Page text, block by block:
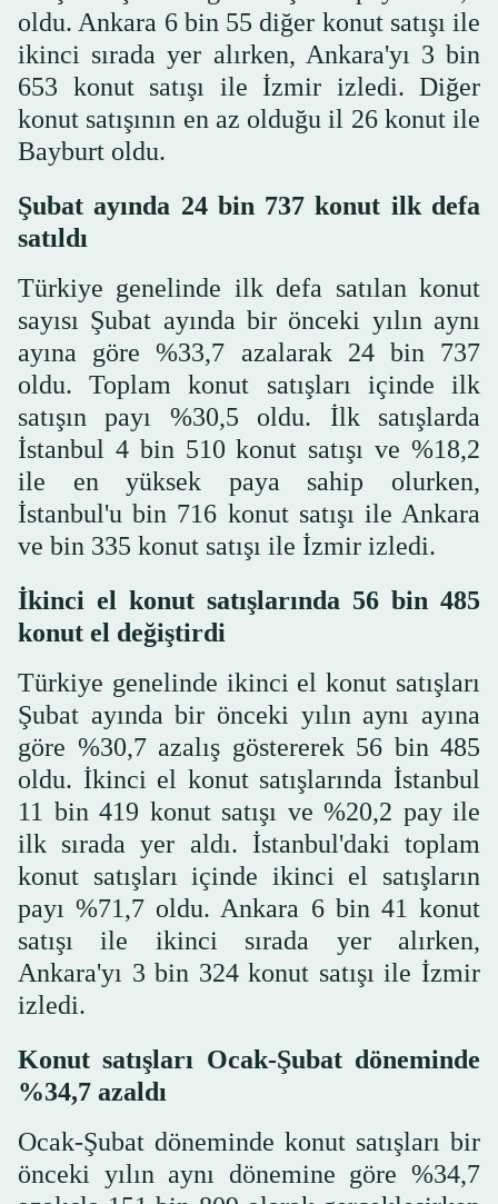
oldu. Ankara 6 bin 55 diğer konut satışı ile
ikinci sırada yer alırken, Ankara'yı 3 bin
653 konut satışı ile İzmir izledi. Diğer
konut satışının en az olduğu il 26 konut ile
Bayburt oldu.
Şubat ayında 24 bin 737 konut ilk defa
satıldı
Türkiye genelinde ilk defa satılan konut
sayısı Şubat ayında bir önceki yılın aynı
ayına göre %33,7 azalarak 24 bin 737
oldu. Toplam konut satışları içinde ilk
satışın payı %30,5 oldu. İlk satışlarda
İstanbul 4 bin 510 konut satışı ve %18,2
ile en yüksek paya sahip olurken,
İstanbul'u bin 716 konut satışı ile Ankara
ve bin 335 konut satışı ile İzmir izledi.
İkinci el konut satışlarında 56 bin 485
konut el değiştirdi
Türkiye genelinde ikinci el konut satışları
Şubat ayında bir önceki yılın aynı ayına
göre %30,7 azalış göstererek 56 bin 485
oldu. İkinci el konut satışlarında İstanbul
11 bin 419 konut satışı ve %20,2 pay ile
ilk sırada yer aldı. İstanbul'daki toplam
konut satışları içinde ikinci el satışların
payı %71,7 oldu. Ankara 6 bin 41 konut
satışı ile ikinci sırada yer alırken,
Ankara'yı 3 bin 324 konut satışı ile İzmir
izledi.
Konut satışları Ocak-Şubat döneminde
%34,7 azaldı
Ocak-Şubat döneminde konut satışları bir
önceki yılın aynı dönemine göre %34,7